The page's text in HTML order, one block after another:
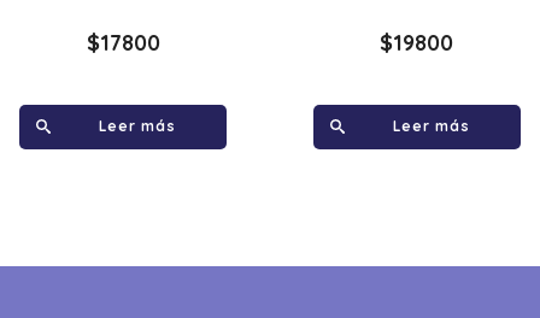
$17800
Leer más
$19800
Leer más